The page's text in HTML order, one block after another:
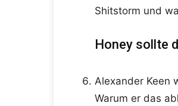
Shitstorm und
Honey sollte
Alexander Keen
Warum er das